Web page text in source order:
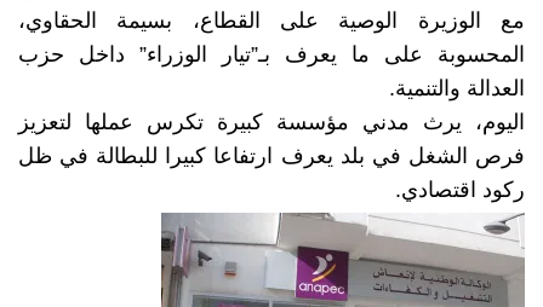
مع الوزيرة الوصية على القطاع، بسيمة الحقاوي،
المحسوبة على ما يعرف بـ”تيار الوزراء” داخل حزب
العدالة والتنمية.
اليوم، يرث مدني مؤسسة كبيرة تكرس عملها لتعزيز
فرص الشغل في بلد يعرف ارتفاعا كبيرا للبطالة في ظل
ركود اقتصادي.